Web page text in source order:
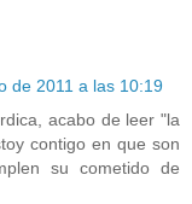
de 2011 a las 10:19
acabo de leer "la
contigo en que son
su cometido de